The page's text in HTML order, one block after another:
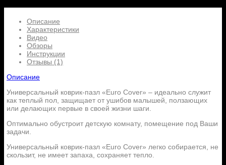
Описание
Характеристики
Видео
Обзоры
Инструкции
Отзывы (1)
Описание
Универсальный коврик-пазл «Euro Cover» – идеально служит
как теплый пол, защищает от ушибов малышей, ползающих
или делающих первые в своей жизни шаги.
Оптимально обустроит детскую комнату, помещение под Ваши
задачи.
Универсальный коврик-пазл «Euro Cover» легко собирается, не
скользит, не имеет запаха, сохраняет тепло.